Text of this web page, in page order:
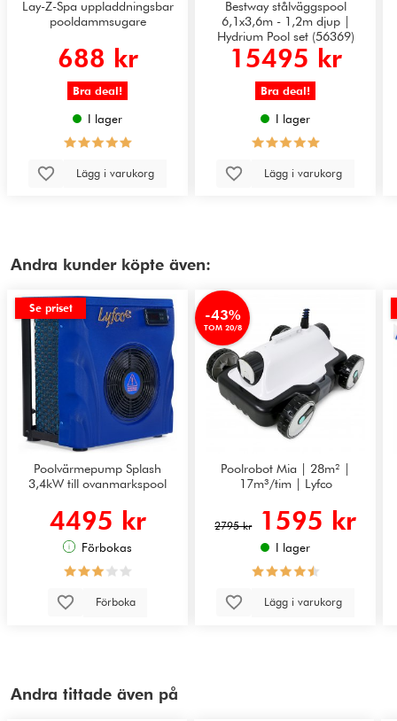
Lay-Z-Spa uppladdningsbar
pooldammsugare
688 kr
Bra deal!
I lager
Lägg i varukorg
Bestway stålväggspool
6,1x3,6m - 1,2m djup |
Hydrium Pool set (56369)
15495 kr
Bra deal!
I lager
Lägg i varukorg
Andra kunder köpte även:
Se priset
Poolvärmepump Splash
3,4kW till ovanmarkspool
4495 kr
Förbokas
Förboka
-43%
TOM 20/8
Poolrobot Mia | 28m² |
17m³/tim | Lyfco
2795 kr 1595 kr
I lager
Lägg i varukorg
Andra tittade även på